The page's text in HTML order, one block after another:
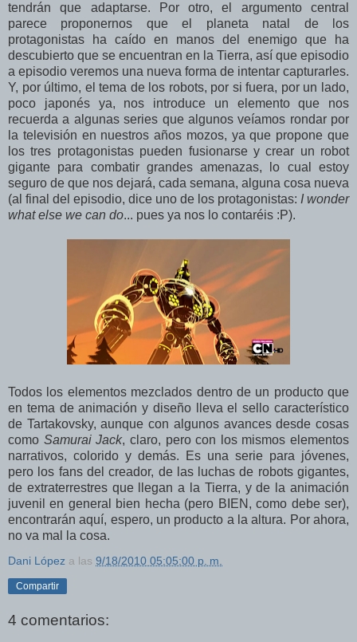
tendrán que adaptarse. Por otro, el argumento central
parece proponernos que el planeta natal de los
protagonistas ha caído en manos del enemigo que ha
descubierto que se encuentran en la Tierra, así que episodio
a episodio veremos una nueva forma de intentar capturarles.
Y, por último, el tema de los robots, por si fuera, por un lado,
poco japonés ya, nos introduce un elemento que nos
recuerda a algunas series que algunos veíamos rondar por
la televisión en nuestros años mozos, ya que propone que
los tres protagonistas pueden fusionarse y crear un robot
gigante para combatir grandes amenazas, lo cual estoy
seguro de que nos dejará, cada semana, alguna cosa nueva
(al final del episodio, dice uno de los protagonistas: I wonder
what else we can do... pues ya nos lo contaréis :P).
Todos los elementos mezclados dentro de un producto que
en tema de animación y diseño lleva el sello característico
de Tartakovsky, aunque con algunos avances desde cosas
como Samurai Jack, claro, pero con los mismos elementos
narrativos, colorido y demás. Es una serie para jóvenes,
pero los fans del creador, de las luchas de robots gigantes,
de extraterrestres que llegan a la Tierra, y de la animación
juvenil en general bien hecha (pero BIEN, como debe ser),
encontrarán aquí, espero, un producto a la altura. Por ahora,
no va mal la cosa.
Dani López a las 9/18/2010 05:05:00 p. m.
Compartir
4 comentarios: